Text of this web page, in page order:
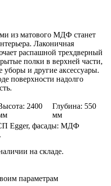
из матового МДФ станет
Лаконичная
распашной трехдверный
полки в верхней части,
уборы и другие аксессуары.
поверхности надолго
2400
Глубина: 550
мм
Egger, фасады: МДФ
на складе.
параметрам